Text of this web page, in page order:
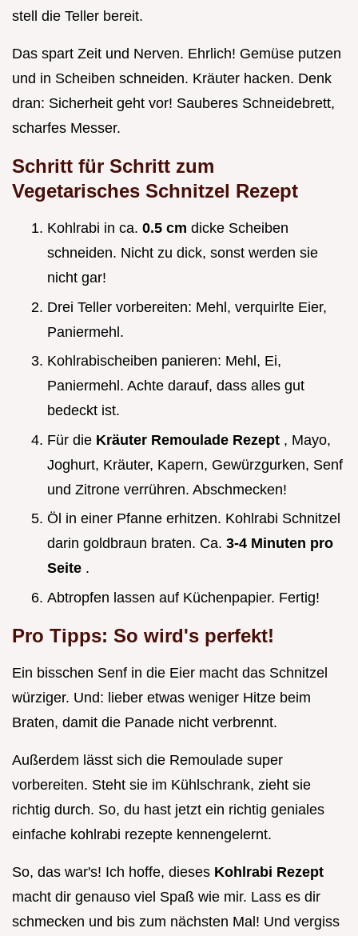
stell die Teller bereit.
Das spart Zeit und Nerven. Ehrlich! Gemüse putzen
und in Scheiben schneiden. Kräuter hacken. Denk
dran: Sicherheit geht vor! Sauberes Schneidebrett,
scharfes Messer.
Schritt für Schritt zum
Vegetarisches Schnitzel Rezept
Kohlrabi in ca. 0.5 cm dicke Scheiben
schneiden. Nicht zu dick, sonst werden sie
nicht gar!
Drei Teller vorbereiten: Mehl, verquirlte Eier,
Paniermehl.
Kohlrabischeiben panieren: Mehl, Ei,
Paniermehl. Achte darauf, dass alles gut
bedeckt ist.
Für die Kräuter Remoulade Rezept , Mayo,
Joghurt, Kräuter, Kapern, Gewürzgurken, Senf
und Zitrone verrühren. Abschmecken!
Öl in einer Pfanne erhitzen. Kohlrabi Schnitzel
darin goldbraun braten. Ca. 3-4 Minuten pro
Seite .
Abtropfen lassen auf Küchenpapier. Fertig!
Pro Tipps: So wird's perfekt!
Ein bisschen Senf in die Eier macht das Schnitzel
würziger. Und: lieber etwas weniger Hitze beim
Braten, damit die Panade nicht verbrennt.
Außerdem lässt sich die Remoulade super
vorbereiten. Steht sie im Kühlschrank, zieht sie
richtig durch. So, du hast jetzt ein richtig geniales
einfache kohlrabi rezepte kennengelernt.
So, das war's! Ich hoffe, dieses Kohlrabi Rezept
macht dir genauso viel Spaß wie mir. Lass es dir
schmecken und bis zum nächsten Mal! Und vergiss